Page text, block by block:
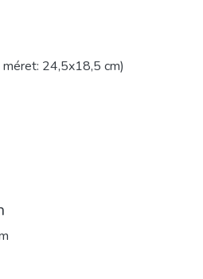
24,5x18,5 cm)